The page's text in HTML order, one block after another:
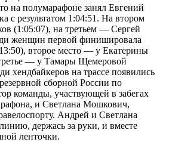
на полумарафоне занял Евгений
с результатом 1:04:51. На втором
(1:05:07), на третьем — Сергей
женщин первой финишировала
второе место — у Екатерины
— у Тамары Щемеровой
хендбайкеров на трассе появились
сборной России по
команды, участвующей в забегах
и Светлана Мошкович,
Андрей и Светлана
держась за руки, и вместе
ленточки.